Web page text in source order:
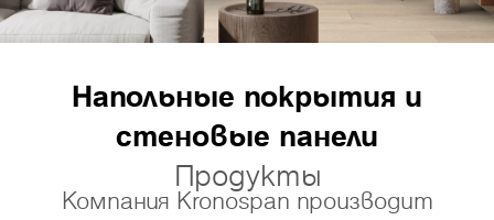
Напольные покрытия и
стеновые панели
Продукты
Компания Kronospan производит